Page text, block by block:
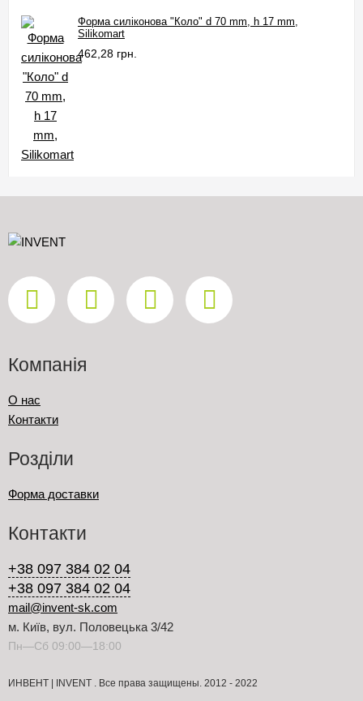
Форма силіконова "Коло" d 70 mm, h 17 mm,
Silikomart
462,28 грн.
Компанія
О нас
Контакти
Розділи
Форма доставки
Контакти
+38 097 384 02 04
+38 097 384 02 04
mail@invent-sk.com
м. Київ, вул. Половецька 3/42
Пн—Сб 09:00—18:00
ИНВЕНТ | INVENT . Все права защищены. 2012 - 2022